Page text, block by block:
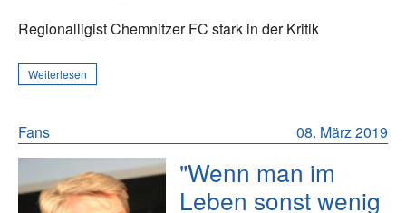
Regionalligist Chemnitzer FC stark in der Kritik
Weiterlesen
08. März 2019
Fans
"Wenn man im
Leben sonst wenig